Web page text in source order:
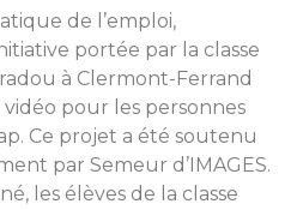
de l’emploi,
portée par la classe
à Clermont-Ferrand
vidéo pour les personnes
Ce projet a été soutenu
par Semeur d’IMAGES.
les élèves de la classe